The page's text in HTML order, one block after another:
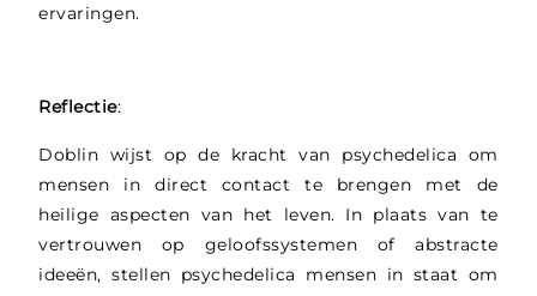
ervaringen.
Reflectie:
Doblin wijst op de kracht van psychedelica om
mensen in direct contact te brengen met de
heilige aspecten van het leven. In plaats van te
vertrouwen op geloofssystemen of abstracte
ideeën, stellen psychedelica mensen in staat om